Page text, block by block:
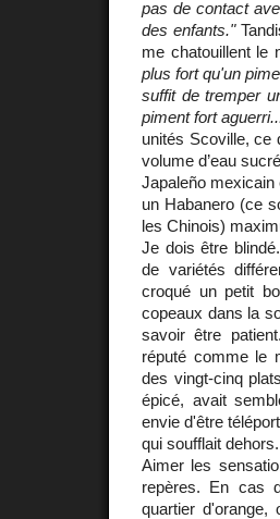
pas de contact
des enfants."
me chatouillent le
plus fort qu'un
suffit de tremper
piment fort
unités Scoville, ce
volume d’eau
Japaleño
un Habanero (ce
les Chinois)
Je dois être
de variétés
croqué un petit
copeaux dans la
savoir être
réputé comme le
des vingt-cinq
épicé, avait
envie d'être
qui soufflait dehors.
Aimer les
repères. En cas
quartier d'orange,